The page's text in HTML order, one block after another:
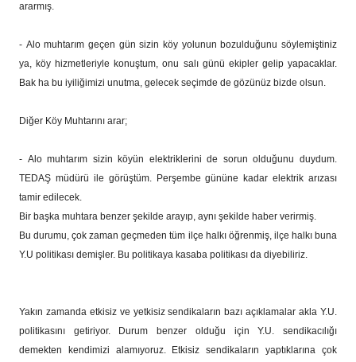
ararmış.
- Alo muhtarım geçen gün sizin köy yolunun bozulduğunu söylemiştiniz
ya, köy hizmetleriyle konuştum, onu salı günü ekipler gelip yapacaklar.
Bak ha bu iyiliğimizi unutma, gelecek seçimde de gözünüz bizde olsun.
Diğer Köy Muhtarını arar;
- Alo muhtarım sizin köyün elektriklerini de sorun olduğunu duydum.
TEDAŞ müdürü ile görüştüm. Perşembe gününe kadar elektrik arızası
tamir edilecek.
Bir başka muhtara benzer şekilde arayıp, aynı şekilde haber verirmiş.
Bu durumu, çok zaman geçmeden tüm ilçe halkı öğrenmiş, ilçe halkı buna
Y.U politikası demişler. Bu politikaya kasaba politikası da diyebiliriz.
Yakın zamanda etkisiz ve yetkisiz sendikaların bazı açıklamalar akla Y.U.
politikasını getiriyor. Durum benzer olduğu için Y.U. sendikacılığı
demekten kendimizi alamıyoruz. Etkisiz sendikaların yaptıklarına çok